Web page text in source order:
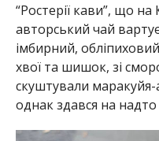
“Ростерії кави”, що
авторський чай
імбирний,
хвої та шишок, зі
скуштували
однак здався на